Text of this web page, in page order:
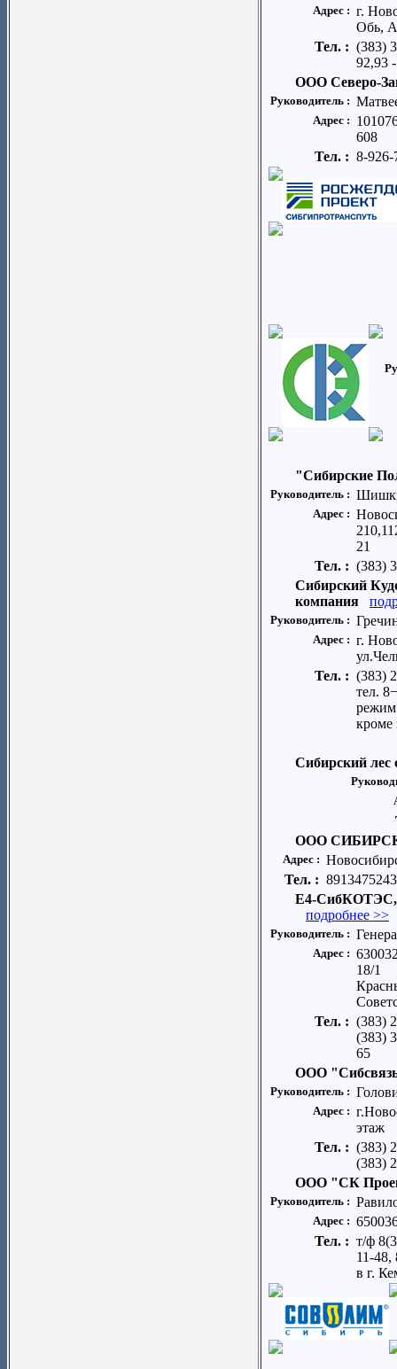
Адрес : г.
Обь,
Тел. : (383)
92,93
ООО Северо-
Руководитель :
Адрес :
608
Тел. : 8-926-
"Сибирские
Руководитель :
Адрес :
21
Тел. : (383)
Сибирский
компания
Руководитель :
Адрес : г.
Тел. : (383)
тел.
режим
кроме
Сибирский лес
ООО
Адрес :
Тел. :
Е4-СибКОТЭС,
подробнее >>
Руководитель :
Адрес :
18/1
Тел. : (383)
(383)
65
ООО
Руководитель :
Адрес :
этаж
Тел. : (383)
(383)
ООО "СК
Руководитель :
Адрес :
Тел. : т/ф
11-48,
в г.